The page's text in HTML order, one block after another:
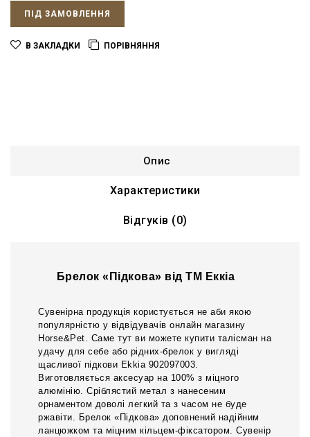
ПІД ЗАМОВЛЕННЯ
В ЗАКЛАДКИ ПОРІВНЯННЯ
Опис
Характеристики
Відгуків (0)
Брелок «Підкова» від ТМ Еккіа
Сувенірна продукція користується не аби якою
популярністю у відвідувачів онлайн магазину
Horse&Pet. Саме тут ви можете купити талісман на
удачу для себе або рідних-брелок у вигляді
щасливої підкови Ekkia 902097003.
Виготовляється аксесуар на 100% з міцного
алюмінію. Сріблястий метал з нанесеним
орнаментом доволі легкий та з часом не буде
ржавіти. Брелок «Підкова» доповнений надійним
ланцюжком та міцним кільцем-фіксатором. Сувенір